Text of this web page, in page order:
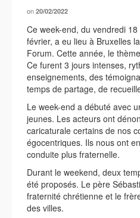
on 20/02/2022
Ce week-end, du vendredi
février, a eu lieu à Bruxelles
Forum. Cette année, le
Ce furent 3 jours intenses,
enseignements, des
temps de partage, de
Le week-end a débuté avec
jeunes. Les acteurs ont
caricaturale certains de nos
égocentriques. Ils nous ont
conduite plus fraternelle.
Durant le weekend, deux
été proposés. Le père
fraternité chrétienne et le
des villes.